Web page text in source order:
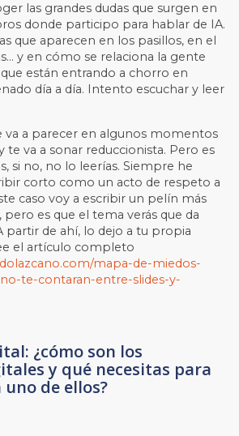
las grandes dudas que surgen en
donde participo para hablar de IA.
que aparecen en los pasillos, en el
y en cómo se relaciona la gente
están entrando a chorro en
día a día. Intento escuchar y leer
va a parecer en algunos momentos
te va a sonar reduccionista. Pero es
si no, no lo leerías. Siempre he
corto como un acto de respeto a
caso voy a escribir un pelín más
es que el tema verás que da
partir de ahí, lo dejo a tu propia
el artículo completo
mapa-de-miedos-
te-contaran-entre-slides-y-
¿cómo son los
y qué necesitas para
de ellos?